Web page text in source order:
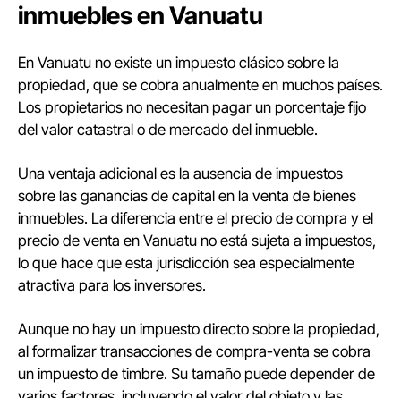
inmuebles en Vanuatu
En Vanuatu no existe un impuesto clásico sobre la
propiedad, que se cobra anualmente en muchos países.
Los propietarios no necesitan pagar un porcentaje fijo
del valor catastral o de mercado del inmueble.
Una ventaja adicional es la ausencia de impuestos
sobre las ganancias de capital en la venta de bienes
inmuebles. La diferencia entre el precio de compra y el
precio de venta en Vanuatu no está sujeta a impuestos,
lo que hace que esta jurisdicción sea especialmente
atractiva para los inversores.
Aunque no hay un impuesto directo sobre la propiedad,
al formalizar transacciones de compra-venta se cobra
un impuesto de timbre. Su tamaño puede depender de